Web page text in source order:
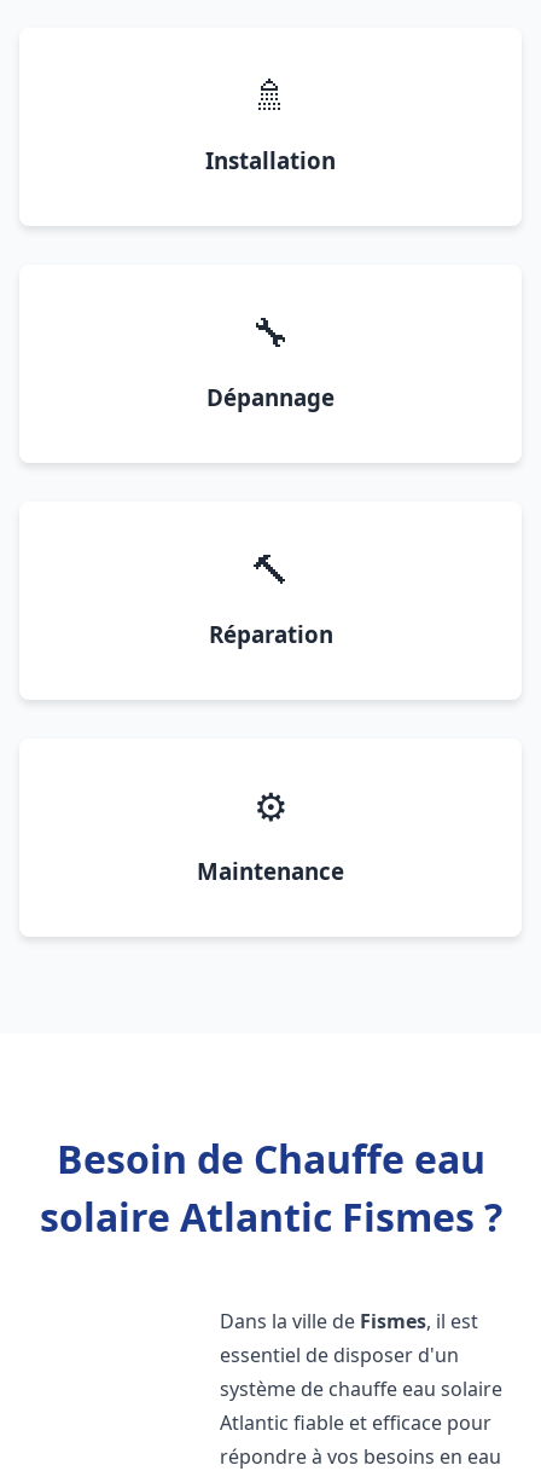
🚿
Installation
🔧
Dépannage
🔨
Réparation
⚙️
Maintenance
Besoin de Chauffe eau
solaire Atlantic Fismes ?
Dans la ville de Fismes, il est
essentiel de disposer d'un
système de chauffe eau solaire
Atlantic fiable et efficace pour
répondre à vos besoins en eau